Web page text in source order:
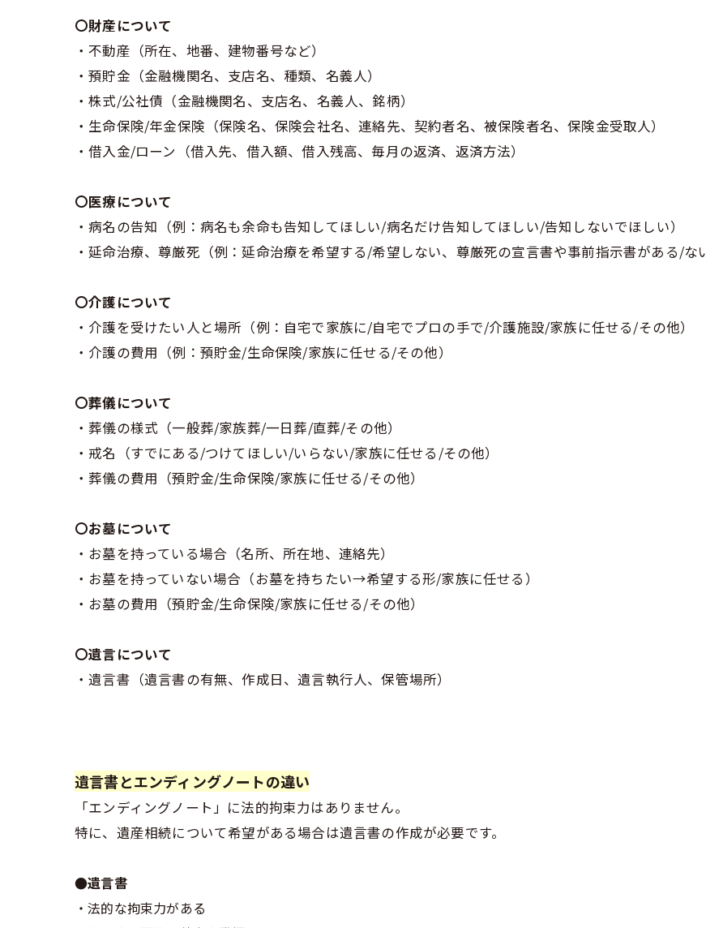
〇財産について
・不動産（所在、地番、建物番号など）
・預貯金（金融機関名、支店名、種類、名義人）
・株式/公社債（金融機関名、支店名、名義人、銘柄）
・生命保険/年金保険（保険名、保険会社名、連絡先、契約者名、被保険者名、保険金受取人）
・借入金/ローン（借入先、借入額、借入残高、毎月の返済、返済方法）
〇医療について
・病名の告知（例：病名も余命も告知してほしい/病名だけ告知してほしい/告知しないでほしい）
・延命治療、尊厳死（例：延命治療を希望する/希望しない、尊厳死の宣言書や事前指示書がある/ない
〇介護について
・介護を受けたい人と場所（例：自宅で家族に/自宅でプロの手で/介護施設/家族に任せる/その他）
・介護の費用（例：預貯金/生命保険/家族に任せる/その他）
〇葬儀について
・葬儀の様式（一般葬/家族葬/一日葬/直葬/その他）
・戒名（すでにある/つけてほしい/いらない/家族に任せる/その他）
・葬儀の費用（預貯金/生命保険/家族に任せる/その他）
〇お墓について
・お墓を持っている場合（名所、所在地、連絡先）
・お墓を持っていない場合（お墓を持ちたい→希望する形/家族に任せる）
・お墓の費用（預貯金/生命保険/家族に任せる/その他）
〇遺言について
・遺言書（遺言書の有無、作成日、遺言執行人、保管場所）
遺言書とエンディングノートの違い
「エンディングノート」に法的拘束力はありません。
特に、遺産相続について希望がある場合は遺言書の作成が必要です。
●遺言書
・法的な拘束力がある